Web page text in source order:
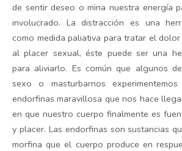
de sentir deseo o mina nuestra energía
involucrado. La distracción es una
como medida paliativa para tratar el
al placer sexual, éste puede ser una
para aliviarlo. Es común que algunos
sexo o masturbarnos
endorfinas maravillosa que nos hace
en que nuestro cuerpo finalmente es
y placer. Las endorfinas son sustancias
morfina que el cuerpo produce en